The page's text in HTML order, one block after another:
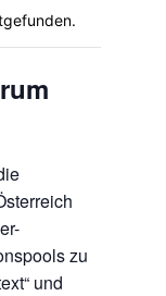
zu
und